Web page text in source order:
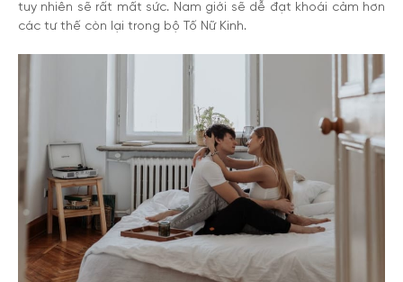
tuy nhiên sẽ rất mất sức. Nam giới sẽ dễ đạt khoái cảm hơn
các tư thế còn lại trong bộ Tố Nữ Kinh.